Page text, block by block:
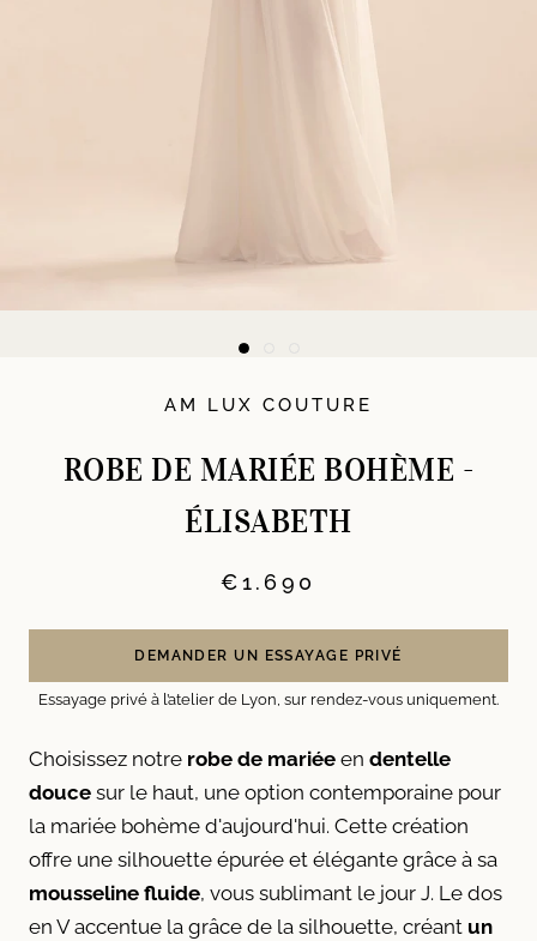
AM LUX COUTURE
ROBE DE MARIÉE BOHÈME -
ÉLISABETH
€1.690
DEMANDER UN ESSAYAGE PRIVÉ
Essayage privé à l’atelier de Lyon, sur rendez-vous uniquement.
Choisissez notre robe de mariée en dentelle
douce sur le haut, une option contemporaine pour
la mariée bohème d'aujourd'hui. Cette création
offre une silhouette épurée et élégante grâce à sa
mousseline fluide, vous sublimant le jour J. Le dos
en V accentue la grâce de la silhouette, créant un